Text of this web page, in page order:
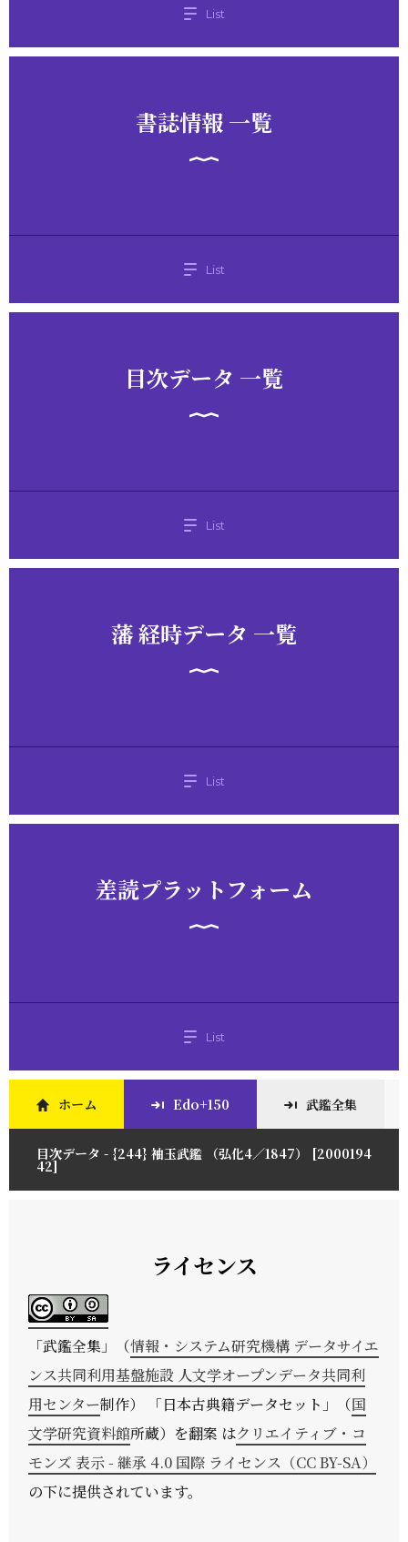
List
書誌情報 一覧
List
目次データ 一覧
List
藩 経時データ 一覧
List
差読プラットフォーム
List
ホーム Edo+150 武鑑全集
目次データ - {244} 袖玉武鑑 （弘化4／1847） [2000194
42]
ライセンス
「武鑑全集 」（情報・システム研究機構 データサイエ
ンス共同利用基盤施設 人文学オープンデータ共同利
用センター制作） 「日本古典籍データセット」（国
文学研究資料館所蔵）を翻案 はクリエイティブ・コ
モンズ 表示 - 継承 4.0 国際 ライセンス（CC BY-SA）
の下に提供されています。